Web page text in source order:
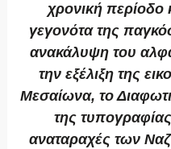
χρονική
γεγονότα της
ανακάλυψη του
την εξέλιξη της
Μεσαίωνα, το
της
αναταραχές των